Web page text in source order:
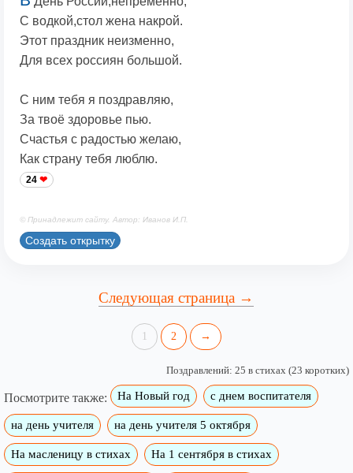
С водкой,стол жена накрой.
Этот праздник неизменно,
Для всех россиян большой.
С ним тебя я поздравляю,
За твоё здоровье пью.
Счастья с радостью желаю,
Как страну тебя люблю.
24
© Принадлежит сайту. Автор: Иванов И.П.
Создать открытку
Следующая страница →
1 2 →
Поздравлений: 25 в стихах (23 коротких)
Посмотрите также: На Новый год с днем воспитателя
на день учителя на день учителя 5 октября
На масленицу в стихах На 1 сентября в стихах